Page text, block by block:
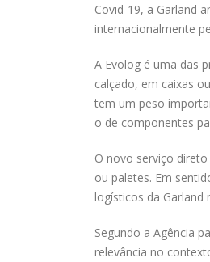
Covid-19, a Garland
internacionalmente
A Evolog é uma das
calçado, em caixas
tem um peso
o de componentes
O novo serviço
ou paletes. Em
logísticos da Garland
Segundo a Agência
relevância no